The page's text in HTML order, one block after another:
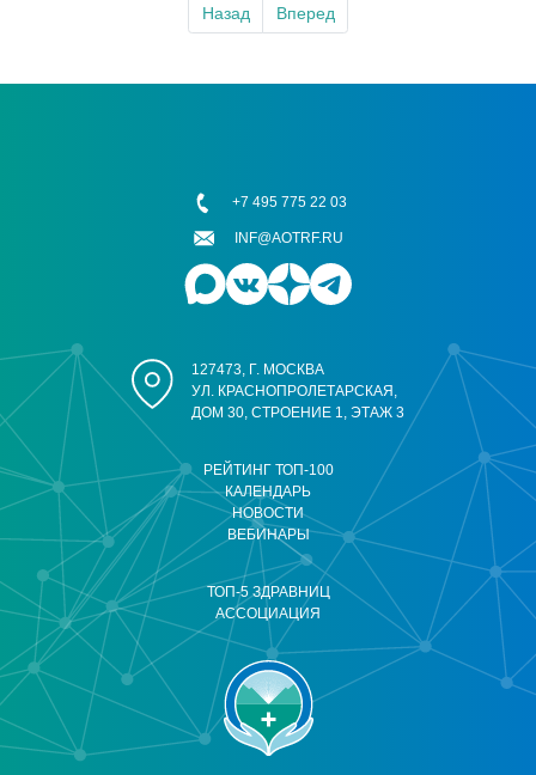
Назад Вперед
РЕЙТИНГ ТОП-100
КАЛЕНДАРЬ
НОВОСТИ
ВЕБИНАРЫ
ТОП-5 ЗДРАВНИЦ
АССОЦИАЦИЯ
127473, Г. МОСКВА
УЛ. КРАСНОПРОЛЕТАРСКАЯ,
ДОМ 30, СТРОЕНИЕ 1, ЭТАЖ 3
+7 495 775 22 03
INF@AOTRF.RU